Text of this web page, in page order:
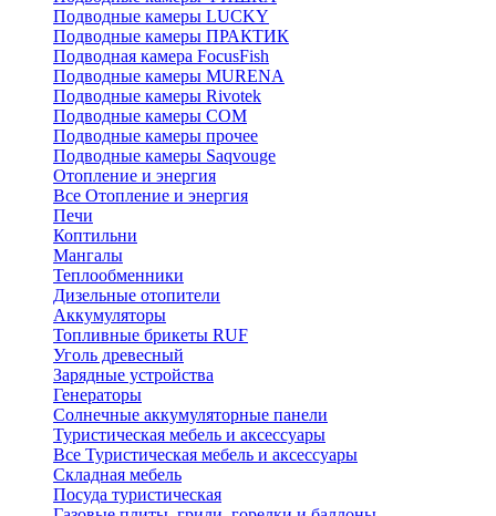
Подводные камеры LUCKY
Подводные камеры ПРАКТИК
Подводная камера FocusFish
Подводные камеры MURENA
Подводные камеры Rivotek
Подводные камеры СОМ
Подводные камеры прочее
Подводные камеры Saqvouge
Отопление и энергия
Все Отопление и энергия
Печи
Коптильни
Мангалы
Теплообменники
Дизельные отопители
Аккумуляторы
Топливные брикеты RUF
Уголь древесный
Зарядные устройства
Генераторы
Солнечные аккумуляторные панели
Туристическая мебель и аксессуары
Все Туристическая мебель и аксессуары
Складная мебель
Посуда туристическая